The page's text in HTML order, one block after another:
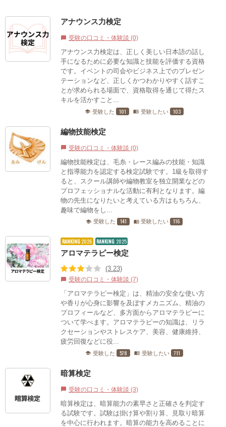
アナウンス力検定
chat_bubble 受験の口コミ・体験談 (0)
アナウンス力検定は、正しく美しい日本語の話し
手になるために必要な知識と技能を評価する資格
です。イベントの司会やビジネス上でのプレゼン
テーションなど、正しくかつわかりやすく話すこ
とが求められる場面で、資格取得を通じて得たス
キルを活かすこと...
school 受験した 101 menu_book 受験したい 103
編物技能検定
chat_bubble 受験の口コミ・体験談 (0)
編物技能検定は、毛糸・レース編みの技能・知識
と指導能力を認定する検定試験です。1級を取得す
ると、スクール講師や編物教室を独立開業などの
プロフェッショナルな活動に有利となります。編
物の先生になりたいと考えている方はもちろん、
趣味で編物をし...
school 受験した 141 menu_book 受験したい 116
RANKING2026 RANKING 2025
アロマテラピー検定
(3.23)
chat_bubble 受験の口コミ・体験談 (7)
「アロマテラピー検定」は、精油の安全な使い方
や香りが心身に影響を及ぼすメカニズム、精油の
プロフィールなど、多方面からアロマテラピーに
ついて学べます。アロマテラピーの知識は、リラ
クセーションやストレスケア、美容、健康維持、
疲労回復などに役...
school 受験した 578 menu_book 受験したい 711
暗算検定
chat_bubble 受験の口コミ・体験談 (3)
暗算検定は、暗算能力の素早さと正確さを判定す
る試験です。試験は掛け算や割り算、見取り暗算
を中心に行われます。暗算の能力を高めることに